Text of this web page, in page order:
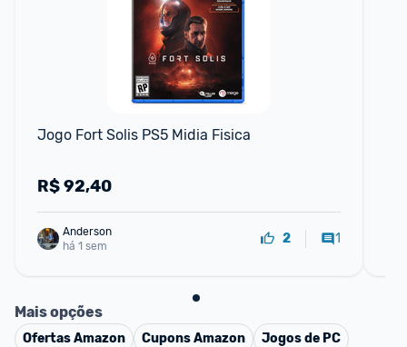
Jogo Fort Solis PS5 Midia Fisica
R$92,40
Anderson
há 1 sem
2 1
Mais opções
OfertasAmazon CuponsAmazon
Jogos de PC